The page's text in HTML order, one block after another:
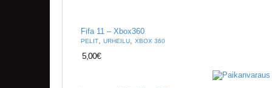
Fifa 11 – Xbox360
PELIT, URHEILU, XBOX 360
5,00€